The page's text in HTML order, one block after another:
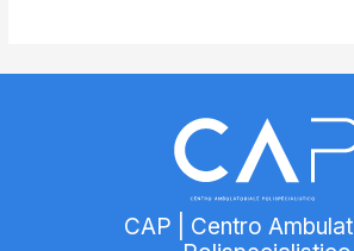
CAP | Centro